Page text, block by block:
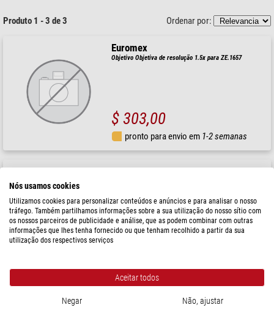
Produto 1 - 3 de 3 Ordenar por:
Euromex
Objetivo Objetiva de resolução 1.5x para ZE.1657
$ 303,00
pronto para envio em 1-2 semanas
Euromex
$ 288,00
Objetivo Objetiva de resolução 0.35x para ZE.1657
Nós usamos cookies
Utilizamos cookies para personalizar conteúdos e anúncios e para analisar o nosso
tráfego. Também partilhamos informações sobre a sua utilização do nosso sítio com
os nossos parceiros de publicidade e análise, que as podem combinar com outras
informações que lhes tenha fornecido ou que tenham recolhido a partir da sua
utilização dos respectivos serviços
Aceitar todos
Negar Não, ajustar